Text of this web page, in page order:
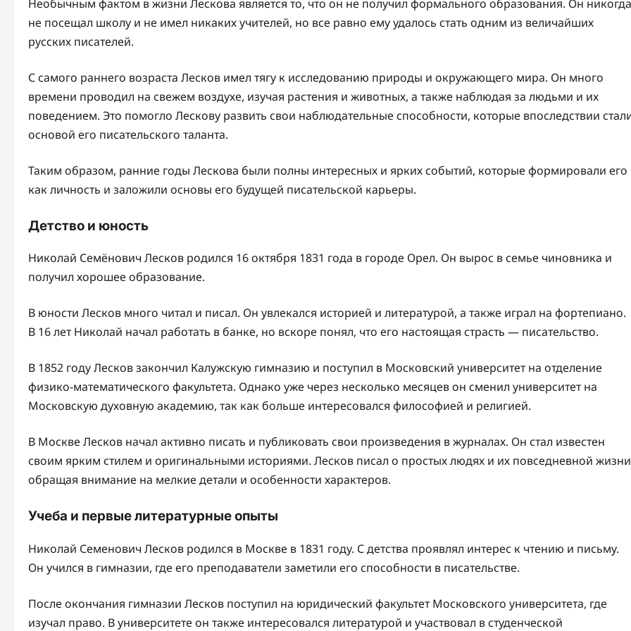
Необычным фактом в жизни Лескова является то, что он не получил формального образования. Он никогда
не посещал школу и не имел никаких учителей, но все равно ему удалось стать одним из величайших
русских писателей.
С самого раннего возраста Лесков имел тягу к исследованию природы и окружающего мира. Он много
времени проводил на свежем воздухе, изучая растения и животных, а также наблюдая за людьми и их
поведением. Это помогло Лескову развить свои наблюдательные способности, которые впоследствии
основой его писательского таланта.
Таким образом, ранние годы Лескова были полны интересных и ярких событий, которые формировали его
как личность и заложили основы его будущей писательской карьеры.
Детство и юность
Николай Семёнович Лесков родился 16 октября 1831 года в городе Орел. Он вырос в семье чиновника и
получил хорошее образование.
В юности Лесков много читал и писал. Он увлекался историей и литературой, а также играл на фортепиано.
В 16 лет Николай начал работать в банке, но вскоре понял, что его настоящая страсть — писательство.
В 1852 году Лесков закончил Калужскую гимназию и поступил в Московский университет на отделение
физико-математического факультета. Однако уже через несколько месяцев он сменил университет на
Московскую духовную академию, так как больше интересовался философией и религией.
В Москве Лесков начал активно писать и публиковать свои произведения в журналах. Он стал известен
своим ярким стилем и оригинальными историями. Лесков писал о простых людях и их повседневной
обращая внимание на мелкие детали и особенности характеров.
Учеба и первые литературные опыты
Николай Семенович Лесков родился в Москве в 1831 году. С детства проявлял интерес к чтению и письму.
Он учился в гимназии, где его преподаватели заметили его способности в писательстве.
После окончания гимназии Лесков поступил на юридический факультет Московского университета, где
изучал право. В университете он также интересовался литературой и участвовал в студенческой